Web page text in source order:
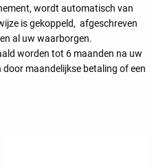
wordt automatisch van
is gekoppeld, afgeschreven
al uw waarborgen.
worden tot 6 maanden na uw
maandelijkse betaling of een